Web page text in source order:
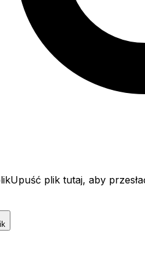
Upuść plik tutaj, aby